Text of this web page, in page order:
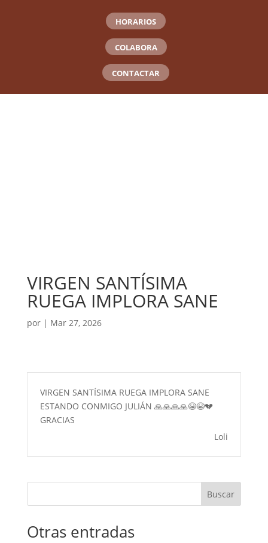
HORARIOS
COLABORA
CONTACTAR
VIRGEN SANTÍSIMA
RUEGA IMPLORA SANE
por | Mar 27, 2026
VIRGEN SANTÍSIMA RUEGA IMPLORA SANE
ESTANDO CONMIGO JULIÁN 🙏🙏🙏🙏😭😭💔
GRACIAS
Loli
Buscar
Otras entradas